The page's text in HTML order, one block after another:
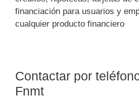
financiación para usuarios y
cualquier producto financiero
Contactar por
Fnmt